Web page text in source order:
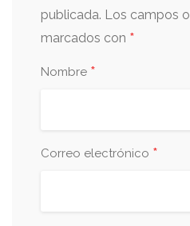
publicada. Los campos
marcados con *
Nombre *
Correo electrónico *